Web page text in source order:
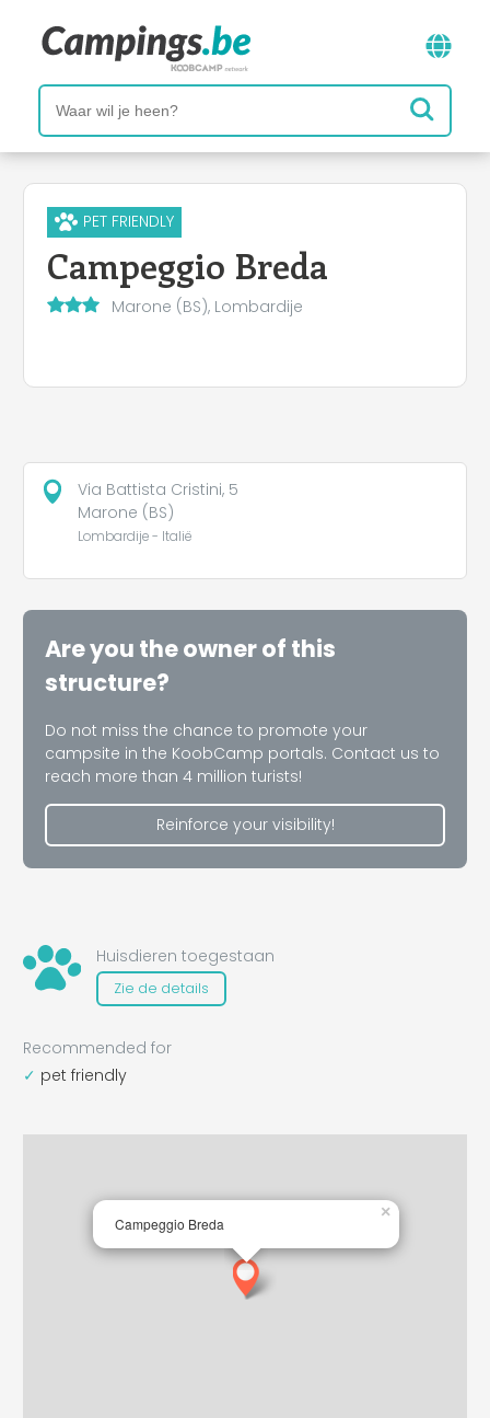
PET FRIENDLY
Campeggio Breda
Marone (BS), Lombardije
Huisdieren toegestaan
Zie de details
Recommended for
pet friendly
Campeggio Breda
×
Via Battista Cristini, 5
Marone (BS)
Lombardije - Italië
Are you the owner of this
structure?
Do not miss the chance to promote your
campsite in the KoobCamp portals. Contact us to
reach more than 4 million turists!
Reinforce your visibility!